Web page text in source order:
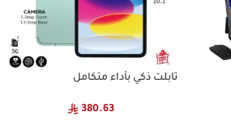
تابلت ذكي بأداء متكامل
380.63